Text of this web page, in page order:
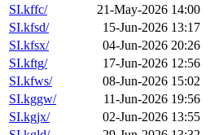
SI.kffc/
21-May-2026 14:00
SI.kfsd/
15-Jun-2026 13:17
SI.kfsx/
04-Jun-2026 20:26
SI.kftg/
17-Jun-2026 12:56
SI.kfws/
08-Jun-2026 15:02
SI.kggw/
11-Jun-2026 19:56
SI.kgjx/
02-Jun-2026 13:55